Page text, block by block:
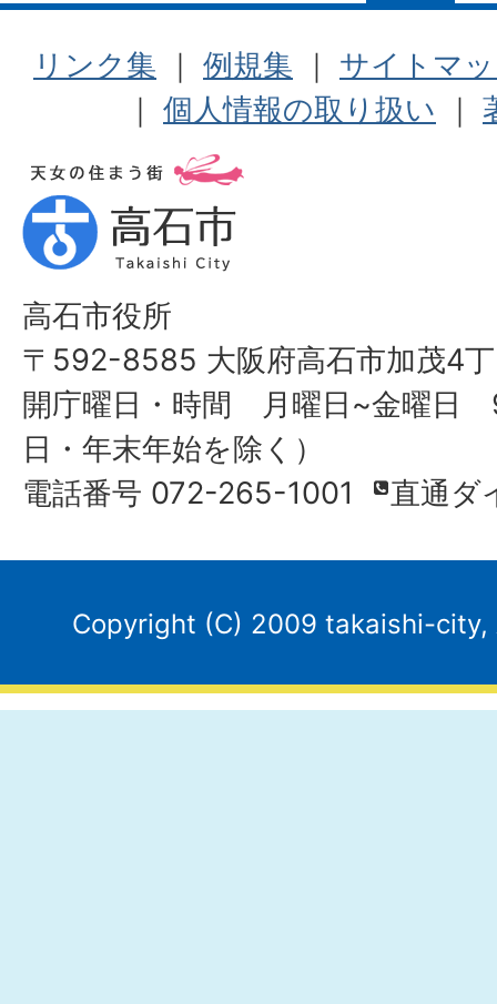
リンク集 ｜ 例規集 ｜ サイトマ
｜ 個人情報の取り扱い ｜
高石市役所
〒592-8585 大阪府高石市加茂4丁
開庁曜日・時間 月曜日~金曜日
日・年末年始を除く）
電話番号 072-265-1001
直通ダ
Copyright (C) 2009 takaishi-city,